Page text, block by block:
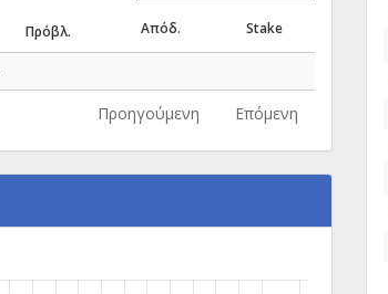
Πρόβλ. Απόδ. Stake
Προηγούμενη Επόμενη